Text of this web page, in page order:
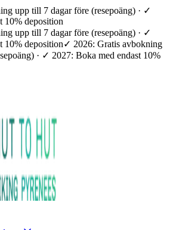
upp till 7 dagar före (resepoäng) · ✓
10% deposition
upp till 7 dagar före (resepoäng) · ✓
10% deposition✓ 2026: Gratis avbokning
· ✓ 2027: Boka med endast 10%